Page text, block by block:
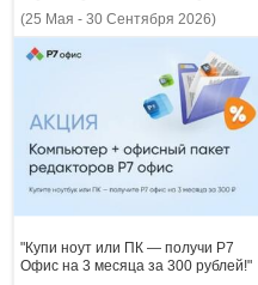
(25 Мая - 30 Сентября 2026)
"Купи ноут или ПК — получи Р7
Офис на 3 месяца за 300 рублей!"